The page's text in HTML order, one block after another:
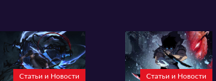
Статьи и Новости Статьи и Новости